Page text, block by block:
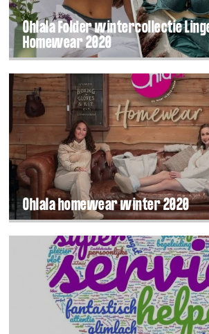
Ohlala Folder wintercollectie
Homewear 2020
Ohlala homewear winter 2020